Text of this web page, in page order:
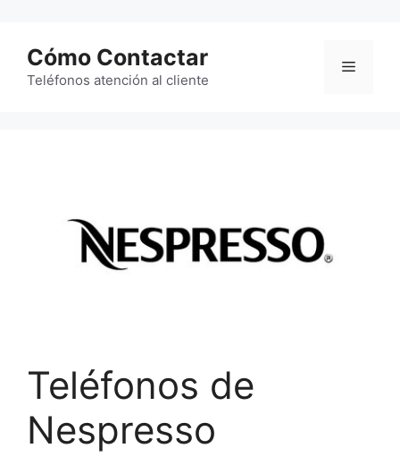
contenido
Cómo Contactar
Teléfonos atención al cliente
Menú
Teléfonos de
Nespresso